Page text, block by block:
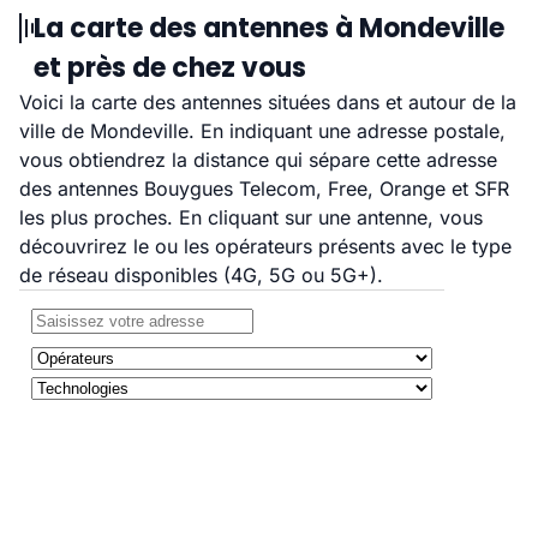
La carte des antennes à Mondeville
et près de chez vous
Voici la carte des antennes situées dans et autour de la
ville de Mondeville. En indiquant une adresse postale,
vous obtiendrez la distance qui sépare cette adresse
des antennes Bouygues Telecom, Free, Orange et SFR
les plus proches. En cliquant sur une antenne, vous
découvrirez le ou les opérateurs présents avec le type
de réseau disponibles (4G, 5G ou 5G+).